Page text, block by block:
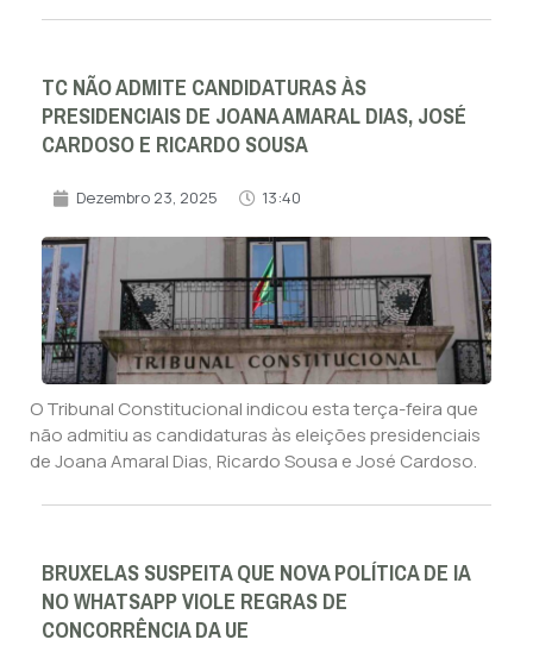
TC NÃO ADMITE CANDIDATURAS ÀS
PRESIDENCIAIS DE JOANA AMARAL DIAS, JOSÉ
CARDOSO E RICARDO SOUSA
Dezembro 23, 2025 13:40
O Tribunal Constitucional indicou esta terça-feira que
não admitiu as candidaturas às eleições presidenciais
de Joana Amaral Dias, Ricardo Sousa e José Cardoso.
BRUXELAS SUSPEITA QUE NOVA POLÍTICA DE IA
NO WHATSAPP VIOLE REGRAS DE
CONCORRÊNCIA DA UE